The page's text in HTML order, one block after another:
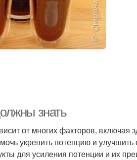
знать
от многих факторов, включая
укрепить потенцию и улучшить
для усиления потенции и их